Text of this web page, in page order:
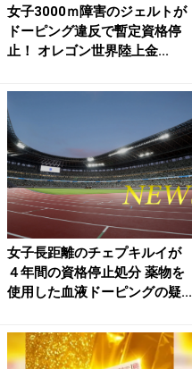
女子3000ｍ障害のジェルトが
ドーピング違反で暫定資格停
止！ オレゴン世界陸上金...
女子長距離のチェプキルイが
４年間の資格停止処分 薬物を
使用した血液ドーピングの疑...